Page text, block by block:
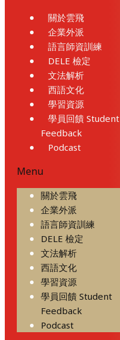
關於雲飛
企業外派
語言師資訓練
DELE 檢定
文法解析
西語文化
學習資源
學員回饋 Student
Feedback
Podcast
Menu
關於雲飛
企業外派
語言師資訓練
DELE 檢定
文法解析
西語文化
學習資源
學員回饋 Student
Feedback
Podcast